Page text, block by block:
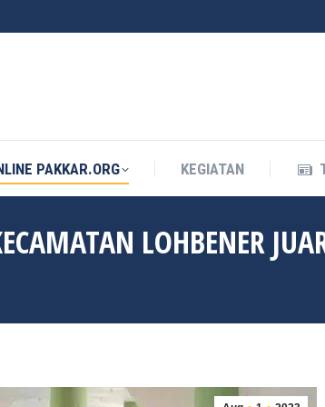
PAKKAR.ORG KEGIATAN
LOHBENER
PAKKAR.ORG KEGIATAN